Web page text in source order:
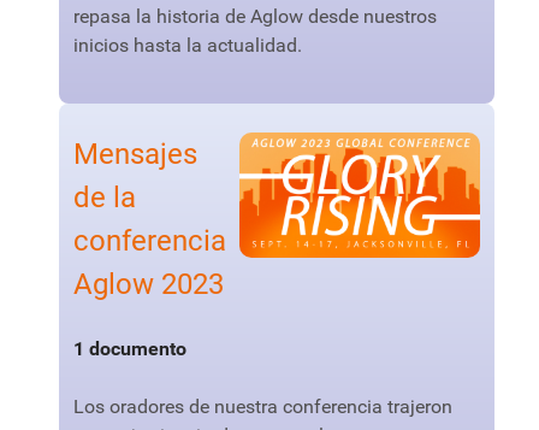
repasa la historia de Aglow desde nuestros
inicios hasta la actualidad.
Mensajes
de la
conferencia
Aglow 2023
1 documento
Los oradores de nuestra conferencia trajeron